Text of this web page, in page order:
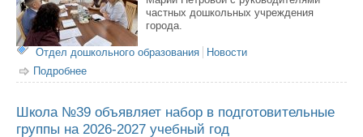
частных дошкольных учреждения
города.
Отдел дошкольного образования
Новости
Подробнее
организаций дошкольного образования
Школа №39 объявляет набор в подготовительные
группы на 2026-2027 учебный год